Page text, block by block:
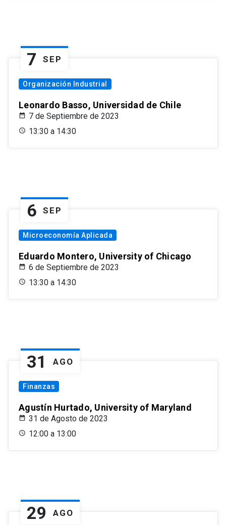
7 SEP
Organización Industrial
Leonardo Basso, Universidad de Chile
7 de Septiembre de 2023
13:30 a 14:30
6 SEP
Microeconomía Aplicada
Eduardo Montero, University of Chicago
6 de Septiembre de 2023
13:30 a 14:30
31 AGO
Finanzas
Agustín Hurtado, University of Maryland
31 de Agosto de 2023
12:00 a 13:00
29 AGO